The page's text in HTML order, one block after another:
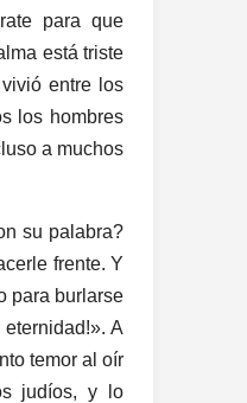
para que
está triste
entre los
los hombres
a muchos
su palabra?
frente. Y
para burlarse
A
temor al oír
judíos, y lo